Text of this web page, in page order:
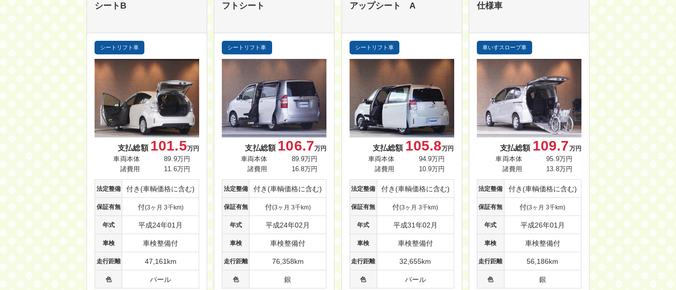
シートB
シートリフト車
支払総額 101.5万円
車両本体
89.9万円
諸費用
11.6万円
法定整備 付き(車輌価格に含む)
保証有無 付(3ヶ月 3千km)
年式 平成24年01月
車検 車検整備付
走行距離 47,161km
色 パール
フトシート
シートリフト車
支払総額 106.7万円
車両本体
89.9万円
諸費用
16.8万円
法定整備 付き(車輌価格に含む)
保証有無 付(3ヶ月 3千km)
年式 平成24年02月
車検 車検整備付
走行距離 76,358km
色 銀
アップシート A
シートリフト車
支払総額 105.8万円
車両本体
94.9万円
諸費用
10.9万円
法定整備 付き(車輌価格に含む)
保証有無 付(3ヶ月 3千km)
年式 平成31年02月
車検 車検整備付
走行距離 32,655km
色 パール
仕様車
車いすスロープ車
支払総額 109.7万円
車両本体
95.9万円
諸費用
13.8万円
法定整備 付き(車輌価格に含む)
保証有無 付(3ヶ月 3千km)
年式 平成26年01月
車検 車検整備付
走行距離 56,186km
色 銀